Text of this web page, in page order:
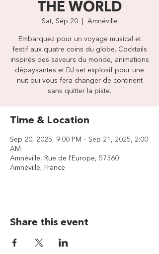
THE WORLD
Sat, Sep 20
  |
Amnéville
Embarquez pour un voyage musical et
festif aux quatre coins du globe. Cocktails
inspirés des saveurs du monde, animations
dépaysantes et DJ set explosif pour une
nuit qui vous fera changer de continent
sans quitter la piste.
Time & Location
Sep 20, 2025, 9:00 PM – Sep 21, 2025, 2:00
AM
Amnéville, Rue de l'Europe, 57360
Amnéville, France
Share this event